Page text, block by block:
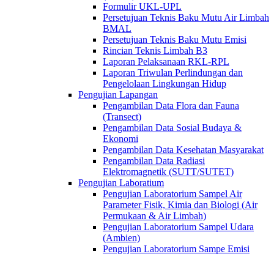
Formulir UKL-UPL
Persetujuan Teknis Baku Mutu Air Limbah
BMAL
Persetujuan Teknis Baku Mutu Emisi
Rincian Teknis Limbah B3
Laporan Pelaksanaan RKL-RPL
Laporan Triwulan Perlindungan dan
Pengelolaan Lingkungan Hidup
Pengujian Lapangan
Pengambilan Data Flora dan Fauna
(Transect)
Pengambilan Data Sosial Budaya &
Ekonomi
Pengambilan Data Kesehatan Masyarakat
Pengambilan Data Radiasi
Elektromagnetik (SUTT/SUTET)
Pengujian Laboratium
Pengujian Laboratorium Sampel Air
Parameter Fisik, Kimia dan Biologi (Air
Permukaan & Air Limbah)
Pengujian Laboratorium Sampel Udara
(Ambien)
Pengujian Laboratorium Sampe Emisi